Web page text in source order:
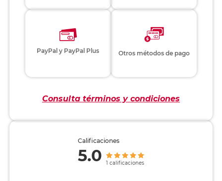
PayPal y PayPal Plus Otros métodos de pago
Consulta términos y condiciones
Calificaciones
5.0 1 calificaciones